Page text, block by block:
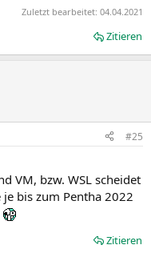
Zuletzt bearbeitet: 04.04.2021
Zitieren
#25
VM, bzw. WSL scheidet
bis zum Pentha 2022
Zitieren